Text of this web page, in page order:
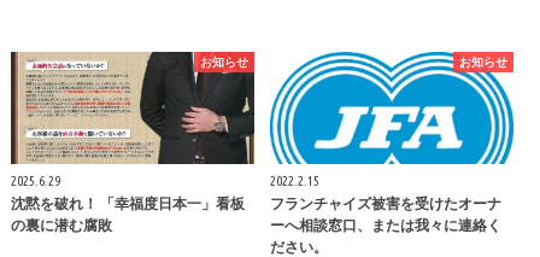
お知らせ
2025.6.29
沈黙を破れ！ 「幸福度日本一」看板
の裏に潜む腐敗
お知らせ
2022.2.15
フランチャイズ被害を受けたオーナ
ーへ相談窓口、または我々に連絡く
ださい。